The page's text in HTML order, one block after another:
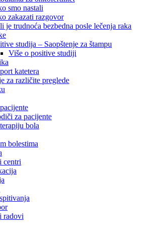
smo nastali
zakazati razgovor
je trudnoća bezbedna posle lečenja raka
studija – Saopštenje za štampu
Više o positive studiji
katetera
za različite preglede
za pacijente
bola
bolestima
centri
radovi